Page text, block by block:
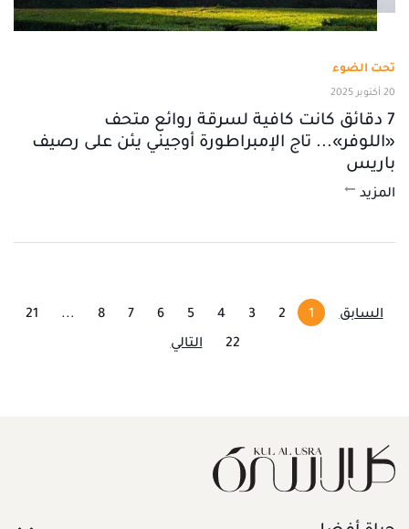
تحت الضوء
20 أكتوبر 2025
7 دقائق كانت كافية لسرقة روائع متحف
«اللوفر»... تاج الإمبراطورة أوجيني يئن على رصيف
باريس
المزيد
السابق 1
2
3
4
5
6
7
8
...
21
22
التالي